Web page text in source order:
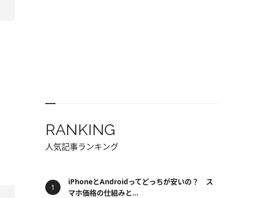
RANKING
人気記事ランキング
iPhoneとAndroidってどっちが安いの？ ス
マホ価格の仕組みと...